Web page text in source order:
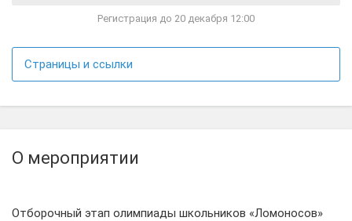
Регистрация до 20 декабря 12:00
Страницы и ссылки
О мероприятии
Отборочный этап олимпиады школьников «Ломоносов»